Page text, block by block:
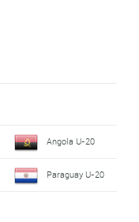
Angola U-20
Paraguay U-20